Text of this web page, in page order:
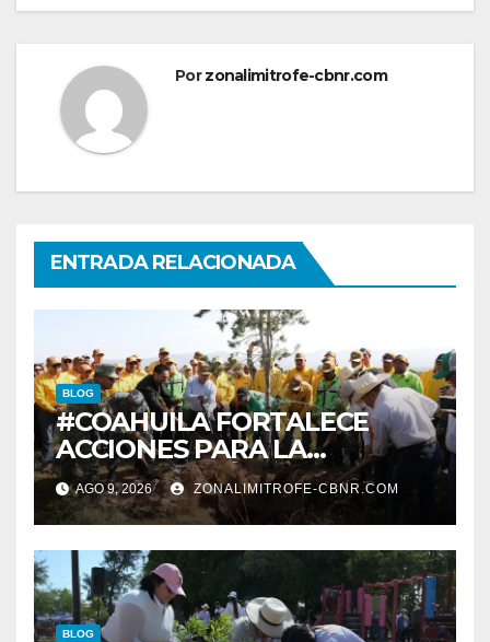
Porzonalimitrofe-cbnr.com
ENTRADA RELACIONADA
BLOG
#COAHUILA FORTALECE
ACCIONES PARA LA
RESTAURACIÓN Y
PROTECCIÓN DE SUS
ECOSISTEMAS
AGO 9, 2026 ZONALIMITROFE-CBNR.COM
BLOG